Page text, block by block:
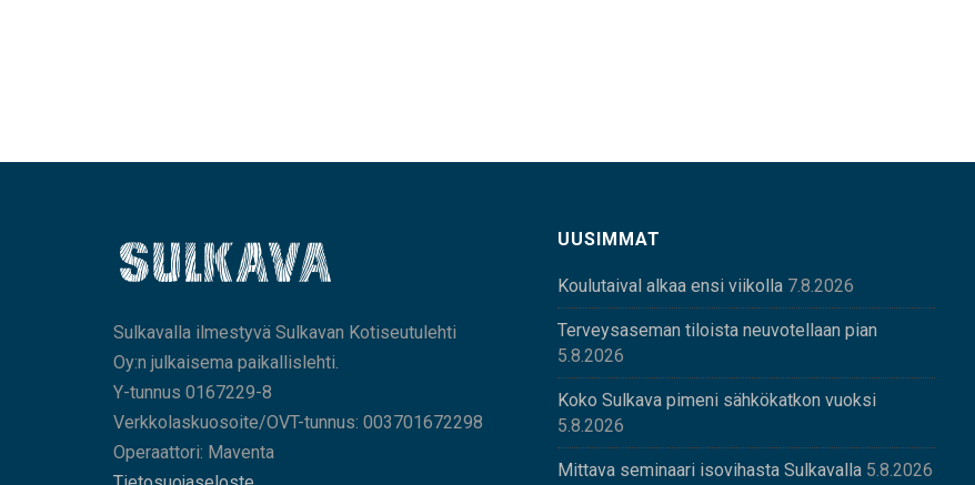
Sulkavalla ilmestyvä Sulkavan Kotiseutulehti
Oy:n julkaisema paikallislehti.
Y-tunnus 0167229-8
Verkkolaskuosoite/OVT-tunnus: 003701672298
Operaattori: Maventa
UUSIMMAT
Koulutaival alkaa ensi viikolla 7.8.2026
Terveysaseman tiloista neuvotellaan pian
5.8.2026
Koko Sulkava pimeni sähkökatkon vuoksi
5.8.2026
Mittava seminaari isovihasta Sulkavalla 5.8.2026